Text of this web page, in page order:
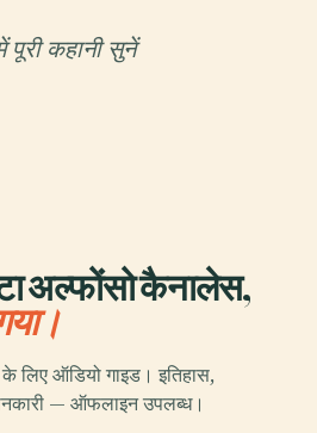
पूरी कहानी सुनें
अल्फोंसो कैनालेस,
लिए ऑडियो गाइड। इतिहास,
— ऑफलाइन उपलब्ध।